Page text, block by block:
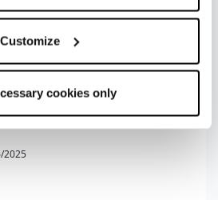
Customize
cookies only
2
2025